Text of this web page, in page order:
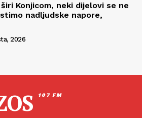
Konjicom, neki dijelovi se ne
nadljudske napore,
2026
107 FM